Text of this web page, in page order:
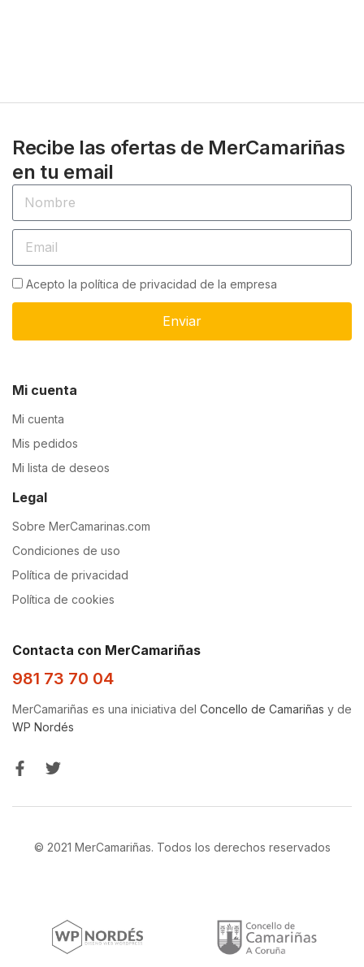
Recibe las ofertas de MerCamariñas
en tu email
Acepto la política de privacidad de la empresa
Enviar
Mi cuenta
Mi cuenta
Mis pedidos
Mi lista de deseos
Legal
Sobre MerCamarinas.com
Condiciones de uso
Política de privacidad
Política de cookies
Contacta con MerCamariñas
981 73 70 04
MerCamariñas es una iniciativa del Concello de Camariñas y de
WP Nordés
© 2021 MerCamariñas. Todos los derechos reservados